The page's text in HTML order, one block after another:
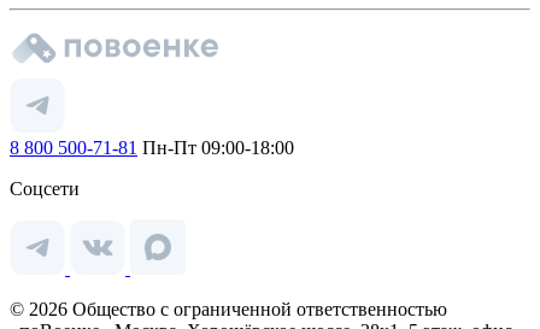
8 800 500-71-81 Пн-Пт 09:00-18:00
Соцсети
© 2026 Общество с ограниченной ответственностью